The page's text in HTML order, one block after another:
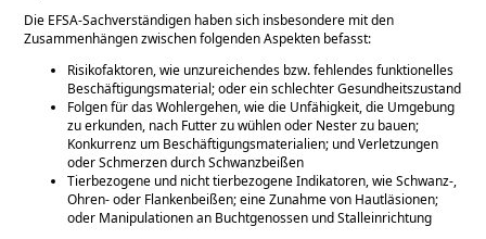
Die EFSA-Sachverständigen haben sich insbesondere mit den
Zusammenhängen zwischen folgenden Aspekten befasst:
Risikofaktoren, wie unzureichendes bzw. fehlendes funktionelles
Beschäftigungsmaterial; oder ein schlechter Gesundheitszustand
Folgen für das Wohlergehen, wie die Unfähigkeit, die Umgebung
zu erkunden, nach Futter zu wühlen oder Nester zu bauen;
Konkurrenz um Beschäftigungsmaterialien; und Verletzungen
oder Schmerzen durch Schwanzbeißen
Tierbezogene und nicht tierbezogene Indikatoren, wie Schwanz-,
Ohren- oder Flankenbeißen; eine Zunahme von Hautläsionen;
oder Manipulationen an Buchtgenossen und Stalleinrichtung